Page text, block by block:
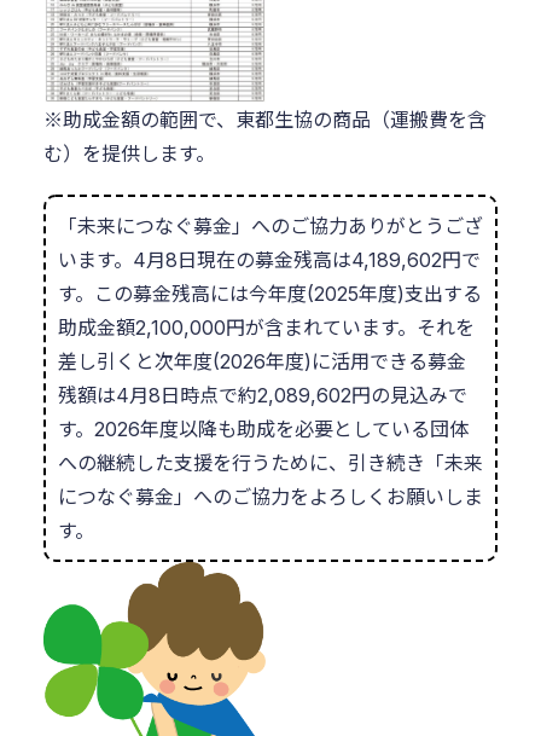
※助成金額の範囲で、東都生協の商品（運搬費を含
む）を提供します。
「未来につなぐ募金」へのご協力ありがとうござ
います。4月8日現在の募金残高は4,189,602円で
す。この募金残高には今年度(2025年度)支出する
助成金額2,100,000円が含まれています。それを
差し引くと次年度(2026年度)に活用できる募金
残額は4月8日時点で約2,089,602円の見込みで
す。2026年度以降も助成を必要としている団体
への継続した支援を行うために、引き続き「未来
につなぐ募金」へのご協力をよろしくお願いしま
す。